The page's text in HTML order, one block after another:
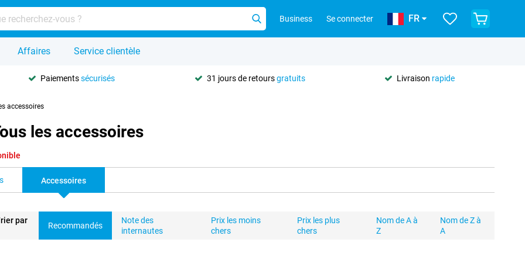
Business Se connecter FR
Affaires Service clientèle
Paiementssécurisés 31 jours de retoursgratuits Livraison rapide
accessoires
les accessoires
Accessoires
par
Recommandés
Note des
internautes
Prix les moins
chers
Prix les plus
chers
Nom de A à
Z
Nom de Z à
A